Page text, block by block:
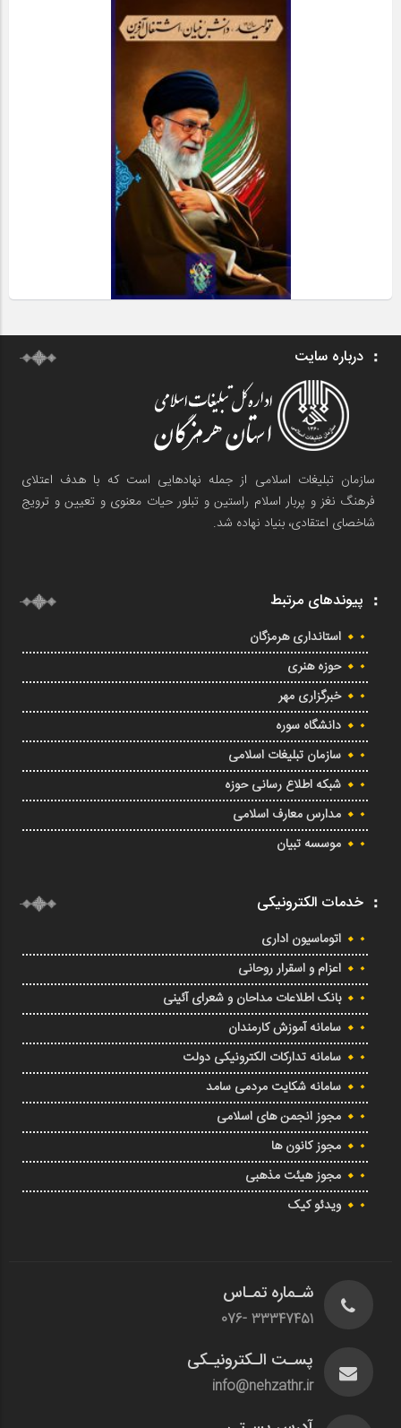
درباره سایت
سازمان تبلیغات اسلامی از جمله نهادهایی است که با هدف اعتلای
فرهنگ نغز و پربار اسلام راستین و تبلور حیات معنوی و تعیین و ترویج
شاخصای اعتقادی، بنیاد نهاده شد.
پیوندهای مرتبط
استانداری هرمزگان
حوزه هنری
خبرگزاری مهر
دانشگاه سوره
سازمان تبلیغات اسلامی
شبکه اطلاع رسانی حوزه
مدارس معارف اسلامی
موسسه تبیان
خدمات الکترونیکی
اتوماسیون اداری
اعزام و اسقرار روحانی
بانک اطلاعات مداحان و شعرای آئینی
سامانه آموزش کارمندان
سامانه تدارکات الکترونیکی دولت
سامانه شکایت مردمی سامد
مجوز انجمن های اسلامی
مجوز کانون ها
مجوز هیئت مذهبی
ویدئو کیک
شـماره تمـاس
33347451 -076
پسـت الـکترونیـکی
info@nehzathr.ir